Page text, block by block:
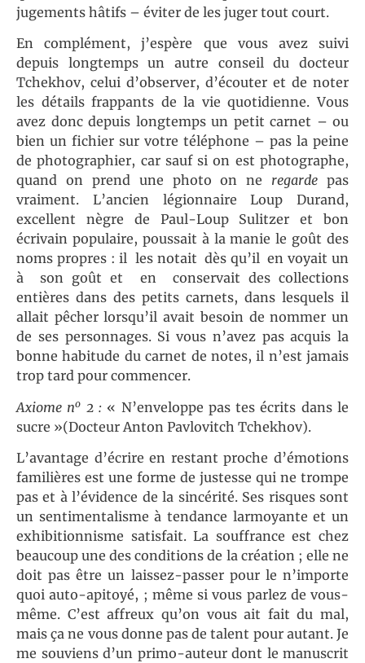
jugements hâtifs – éviter de les juger tout court.
En complément, j’espère que vous avez suivi
depuis longtemps un autre conseil du docteur
Tchekhov, celui d’observer, d’écouter et de noter
les détails frappants de la vie quotidienne. Vous
avez donc depuis longtemps un petit carnet – ou
bien un fichier sur votre téléphone – pas la peine
de photographier, car sauf si on est photographe,
quand on prend une photo on ne regarde pas
vraiment. L’ancien légionnaire Loup Durand,
excellent nègre de Paul-Loup Sulitzer et bon
écrivain populaire, poussait à la manie le goût des
noms propres : il les notait dès qu’il en voyait un
à son goût et en conservait des collections
entières dans des petits carnets, dans lesquels il
allait pêcher lorsqu’il avait besoin de nommer un
de ses personnages. Si vous n’avez pas acquis la
bonne habitude du carnet de notes, il n’est jamais
trop tard pour commencer.
Axiome no 2 : « N’enveloppe pas tes écrits dans le
sucre »(Docteur Anton Pavlovitch Tchekhov).
L’avantage d’écrire en restant proche d’émotions
familières est une forme de justesse qui ne trompe
pas et à l’évidence de la sincérité. Ses risques sont
un sentimentalisme à tendance larmoyante et un
exhibitionnisme satisfait. La souffrance est chez
beaucoup une des conditions de la création ; elle ne
doit pas être un laissez-passer pour le n’importe
quoi auto-apitoyé, ; même si vous parlez de vous-
même. C’est affreux qu’on vous ait fait du mal,
mais ça ne vous donne pas de talent pour autant. Je
me souviens d’un primo-auteur dont le manuscrit